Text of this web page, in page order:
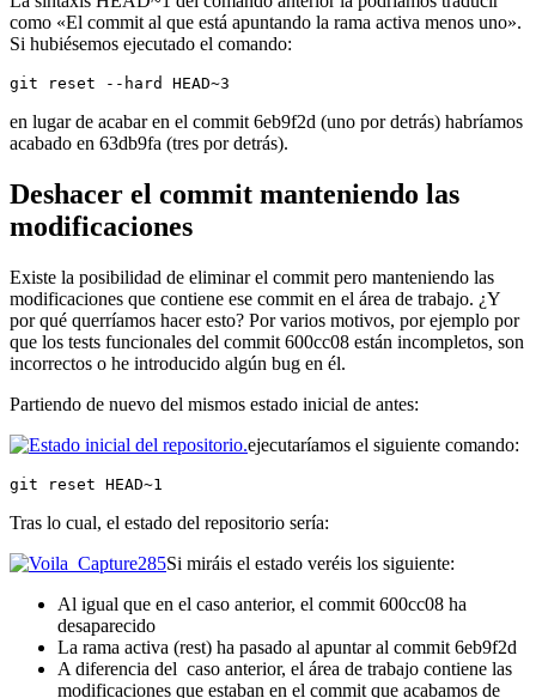
como «El commit al que está apuntando la rama activa menos uno».
Si hubiésemos ejecutado el comando:
git reset --hard HEAD~3
en lugar de acabar en el commit 6eb9f2d (uno por detrás) habríamos
acabado en 63db9fa (tres por detrás).
Deshacer el commit manteniendo las
modificaciones
Existe la posibilidad de eliminar el commit pero manteniendo las
modificaciones que contiene ese commit en el área de trabajo. ¿Y
por qué querríamos hacer esto? Por varios motivos, por ejemplo por
que los tests funcionales del commit 600cc08 están incompletos, son
incorrectos o he introducido algún bug en él.
Partiendo de nuevo del mismos estado inicial de antes:
ejecutaríamos el siguiente comando:
git reset HEAD~1
Tras lo cual, el estado del repositorio sería:
Si miráis el estado veréis los siguiente:
Al igual que en el caso anterior, el commit 600cc08 ha
desaparecido
La rama activa (rest) ha pasado al apuntar al commit 6eb9f2d
A diferencia del caso anterior, el área de trabajo contiene las
modificaciones que estaban en el commit que acabamos de